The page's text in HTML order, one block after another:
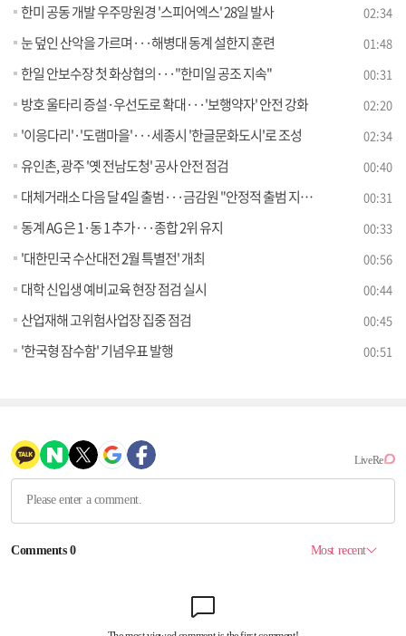
한미 공동 개발 우주망원경 '스피어엑스' 28일 발사 02:34
눈 덮인 산악을 가르며···해병대 동계 설한지 훈련 01:48
한일 안보수장 첫 화상협의···"한미일 공조 지속" 00:31
방호 울타리 증설·우선도로 확대···'보행약자' 안전 강화 02:20
'이응다리'·'도램마을'···세종시 '한글문화도시'로 조성 02:34
유인촌, 광주 '옛 전남도청' 공사 안전 점검 00:40
대체거래소 다음 달 4일 출범···금감원 "안정적 출범 지원" 00:31
동계 AG 은 1·동 1 추가···종합 2위 유지 00:33
'대한민국 수산대전 2월 특별전' 개최 00:56
대학 신입생 예비교육 현장 점검 실시 00:44
산업재해 고위험사업장 집중 점검 00:45
'한국형 잠수함' 기념우표 발행 00:51